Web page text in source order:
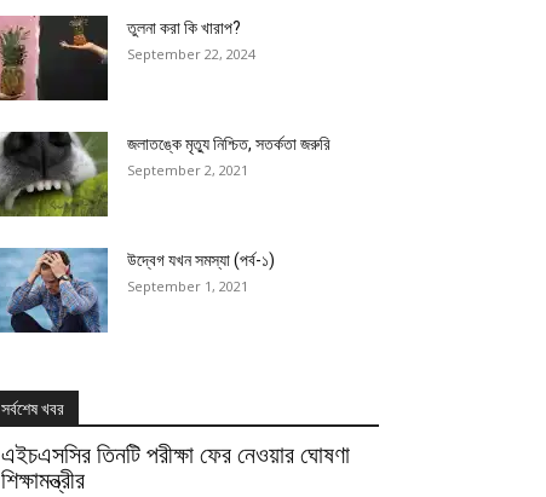
তুলনা করা কি খারাপ?
September 22, 2024
জলাতঙ্কে মৃত্যু নিশ্চিত, সতর্কতা জরুরি
September 2, 2021
উদ্বেগ যখন সমস্যা (পর্ব-১)
September 1, 2021
সর্বশেষ খবর
এইচএসসির তিনটি পরীক্ষা ফের নেওয়ার ঘোষণা
শিক্ষামন্ত্রীর